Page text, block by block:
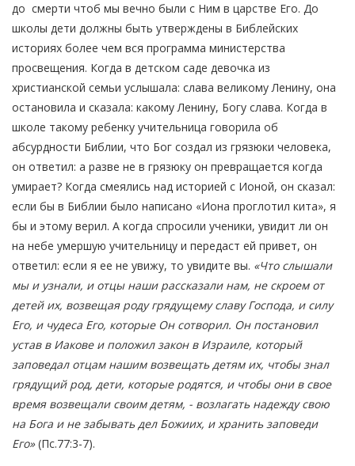
до смерти чтоб мы вечно были с Ним в царстве Его. До
школы дети должны быть утверждены в Библейских
историях более чем вся программа министерства
просвещения. Когда в детском саде девочка из
христианской семьи услышала: слава великому Ленину, она
остановила и сказала: какому Ленину, Богу слава. Когда в
школе такому ребенку учительница говорила об
абсурдности Библии, что Бог создал из грязюки человека,
он ответил: а разве не в грязюку он превращается когда
умирает? Когда смеялись над историей с Ионой, он сказал:
если бы в Библии было написано «Иона проглотил кита», я
бы и этому верил. А когда спросили ученики, увидит ли он
на небе умершую учительницу и передаст ей привет, он
ответил: если я ее не увижу, то увидите вы. «Что слышали
мы и узнали, и отцы наши рассказали нам, не скроем от
детей их, возвещая роду грядущему славу Господа, и силу
Его, и чудеса Его, которые Он сотворил. Он постановил
устав в Иакове и положил закон в Израиле, который
заповедал отцам нашим возвещать детям их, чтобы знал
грядущий род, дети, которые родятся, и чтобы они в свое
время возвещали своим детям, - возлагать надежду свою
на Бога и не забывать дел Божиих, и хранить заповеди
Его»(Пс.77:3-7).